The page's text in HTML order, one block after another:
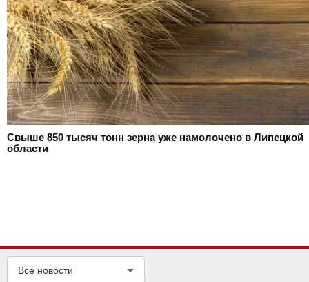
Свыше 850 тысяч тонн зерна уже намолочено в Липецкой
области
Все новости